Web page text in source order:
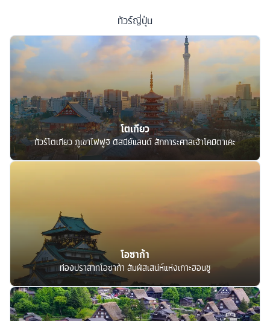
ทัวร์ญี่ปุ่น
โตเกียว
ทัวร์โตเกียว ภูเขาไฟฟูจิ ดิสนีย์แลนด์ สักการะศาลเจ้าโคมิตาเคะ
โอซาก้า
ท่องปราสาทโอซาก้า สัมผัสเสน่ห์แห่งเกาะฮอนชู